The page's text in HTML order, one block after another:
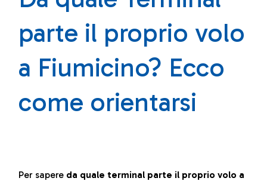
parte il proprio volo
a Fiumicino? Ecco
come orientarsi
Per sapere da quale terminal parte il proprio volo a